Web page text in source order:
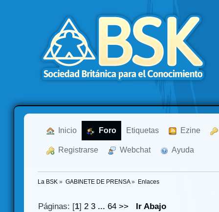
Inicio Foro Etiquetas Ezine
Registrarse Webchat Ayuda
La BSK » GABINETE DE PRENSA» Enlaces
Páginas: [1]2 3 ...64 >>
Ir Abajo